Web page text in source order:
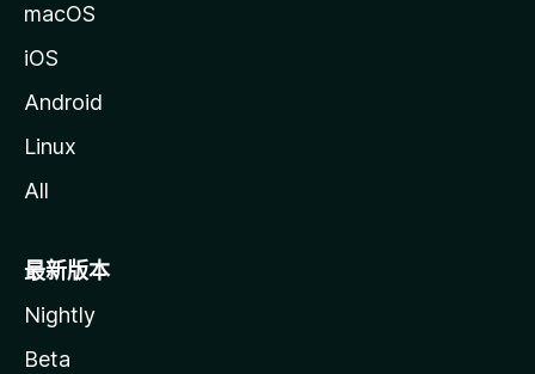
macOS
iOS
Android
Linux
All
最新版本
Nightly
Beta